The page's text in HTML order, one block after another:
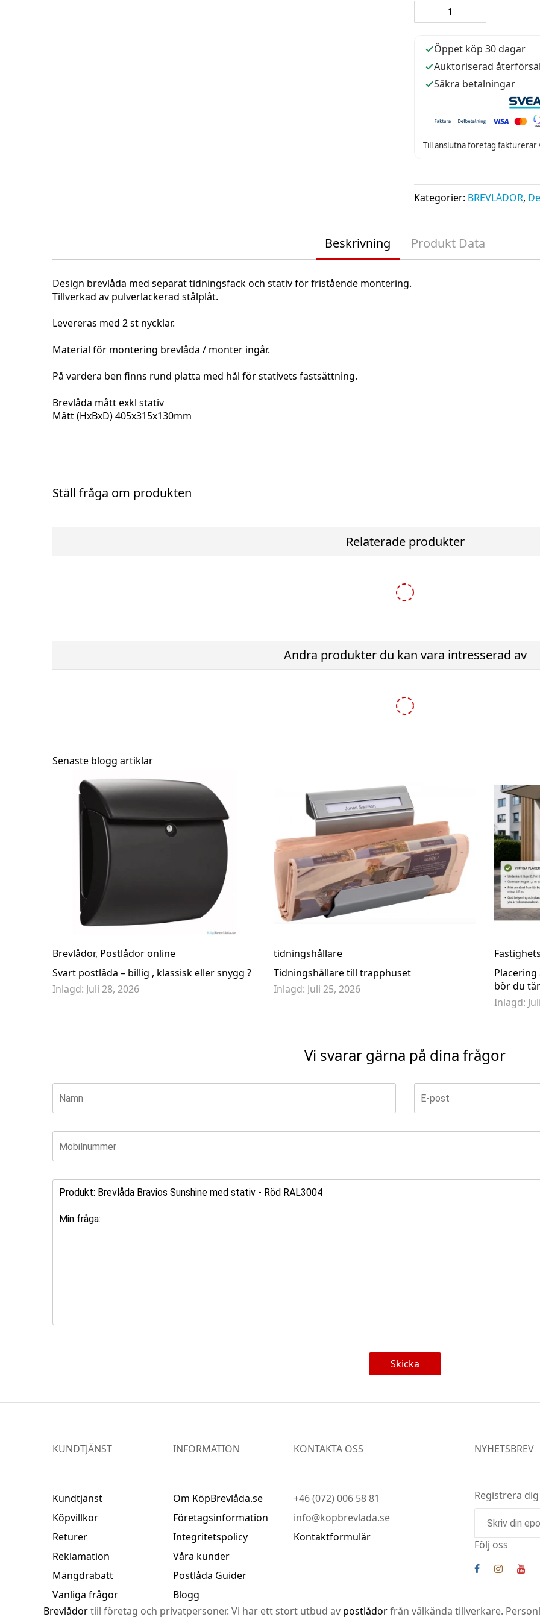
Öppet köp 30 dagar
Auktoriserad
Säkra betalningar
Till anslutna företag fakturerar
Kategorier: BREVLÅDOR,
Beskrivning
Design brevlåda med separat tidningsfack och stativ för fristående montering.
Tillverkad av pulverlackerad stålplåt.
Levereras med 2 st nycklar.
Material för montering brevlåda / monter ingår.
På vardera ben finns rund platta med hål för stativets fastsättning.
Brevlåda mått exkl stativ
Mått (HxBxD) 405x315x130mm
2 års garanti
Produkt Data
Ställ fråga om produkten
Relaterade produkter
1 165,50 kr 1 295,00 kr
Andra produkter du kan vara intresserad av
Brevlåda Biggi Design Magenta Med Tömningslucka Fram- Rosa
3 995,00 kr
Brevlåda Bravios Base med stativ - Rostbrun RAL8001
2 965,50 kr 3 295,00 kr
Senaste blogg artiklar
Brevlådor, Postlådor online
Svart postlåda – billig , klassisk eller snygg ?
Inlagd: Juli 28, 2026
tidningshållare
Tidningshållare till trapphuset
Inlagd: Juli 25, 2026
bör du
Inlagd:
Vi svarar gärna på dina frågor
Skicka
KUNDTJÄNST
Kundtjänst
Köpvillkor
Returer
Reklamation
Mängdrabatt
Vanliga frågor
INFORMATION
Om KöpBrevlåda.se
Företagsinformation
Integritetspolicy
Våra kunder
Postlåda Guider
Blogg
KONTAKTA OSS
+46 (072) 006 58 81
info@kopbrevlada.se
Kontaktformulär
NYHETSBREV
Registrera
Följ oss
Brevlådortiil företag och privatpersoner. Vi har ett stort utbud av postlådorfrån välkända tillverkare.